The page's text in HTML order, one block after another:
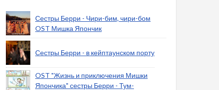
Сестры Берри - Чири-бим, чири-бом
OST Мишка Япончик
Сестры Берри - в кейптаунском порту
OST "Жизнь и приключения Мишки
Япончика" сестры Берри - Тум-